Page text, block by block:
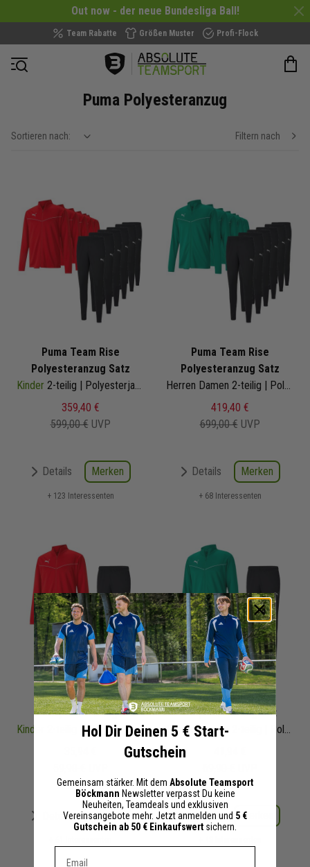
Out now - der neue Bundesliga Ball!
Team Rabatte Größen Muster Profi-Flock
Navigation öffnen
Puma Polyesteranzug
Sortieren nach: show filteroptions Filtern nach
Puma Team Rise
Polyesteranzug Satz
Kinder 2-teilig | Polyesterjacke Polyesterhose
359,40 €
599,00 € UVP
Details Merken
+ 123 Interessenten
Puma Team Rise
Polyesteranzug Satz
419,40 €
699,00 € UVP
Details Merken
+ 68 Interessenten
Puma Team Rise
Polyesteranzug
Kinder
2-teilig | Polyesterjacke Polyesterhose
Details Merken
Puma Team Rise
Polyesteranzug Set
Herren Damen 2-teilig | Polyesterjacke Polyesterhose
Details Merken
Hol Dir Deinen 5 € Start-
Gutschein
Gemeinsam stärker. Mit dem Absolute Teamsport
Böckmann Newsletter verpasst Du keine
Neuheiten, Teamdeals und exklusiven
Vereinsangebote mehr. Jetzt anmelden und 5 €
Gutschein ab 50 € Einkaufswert sichern.